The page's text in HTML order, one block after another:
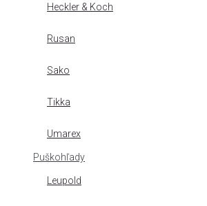
Heckler & Koch
Rusan
Sako
Tikka
Umarex
Puškohľady
Leupold